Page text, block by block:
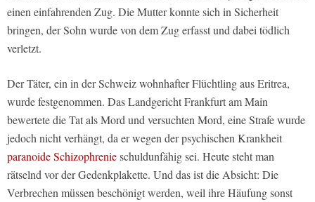
einen einfahrenden Zug. Die Mutter konnte sich in Sicherheit
bringen, der Sohn wurde von dem Zug erfasst und dabei tödlich
verletzt.
Der Täter, ein in der Schweiz wohnhafter Flüchtling aus Eritrea,
wurde festgenommen. Das Landgericht Frankfurt am Main
bewertete die Tat als Mord und versuchten Mord, eine Strafe wurde
jedoch nicht verhängt, da er wegen der psychischen Krankheit
paranoide Schizophrenieschuldunfähig sei. Heute steht man
rätselnd vor der Gedenkplakette. Und das ist die Absicht: Die
Verbrechen müssen beschönigt werden, weil ihre Häufung sonst